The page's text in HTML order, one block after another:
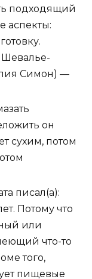
подходящий
аспекты:
Симон) —
он
сухим, потом
писал(а):
Потому что
или
что-то
того,
пищевые